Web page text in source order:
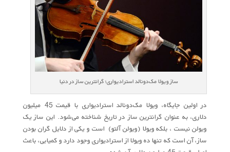
ساز ویولا مک‌دونالد استرادیواری؛ گرانترین ساز در دنیا
در اولین جایگاه، ویولا مک‌دونالد استرادیواری با قیمت 45 میلیون
دلاری، به عنوان گرانترین ساز در تاریخ شناخته می‌شود. این ساز یک
ویولن نیست ، بلکه ویولا (ویولن آلتو) است و یکی از دلایل گران بودن
ساز، آن است که تنها ده ویولا از استرادیواری وجود دارد و کمیابی، باعث